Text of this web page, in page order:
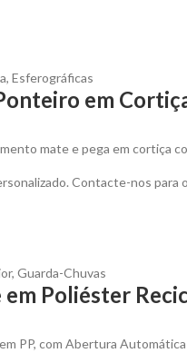
, Esferográficas
em
mate e pega em cortiça
Contacte-nos
, Guarda-Chuvas
em Poliéster
PP, com Abertura